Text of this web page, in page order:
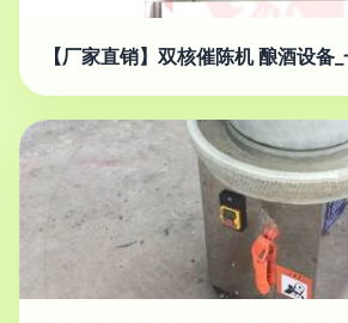
【厂家直销】双核催陈机 酿酒设备